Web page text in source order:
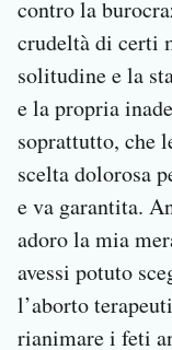
contro la
crudeltà di certi
solitudine e la
e la propria
soprattutto, che
scelta dolorosa
e va garantita.
adoro la mia
avessi potuto
l’aborto
rianimare i feti